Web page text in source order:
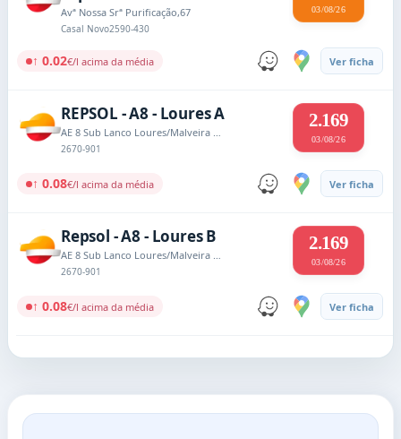
Avª Nossa Srª Purificação,67
Casal Novo2590-430
03/08/26
↑ 0.02€/l acima da média Ver ficha
REPSOL - A8 - Loures A
AE 8 Sub Lanco Loures/Malveira Km 13,95
2670-901
2.169
03/08/26
↑ 0.08€/l acima da média Ver ficha
Repsol - A8 - Loures B
AE 8 Sub Lanco Loures/Malveira Km 13,95
2670-901
2.169
03/08/26
↑ 0.08€/l acima da média Ver ficha